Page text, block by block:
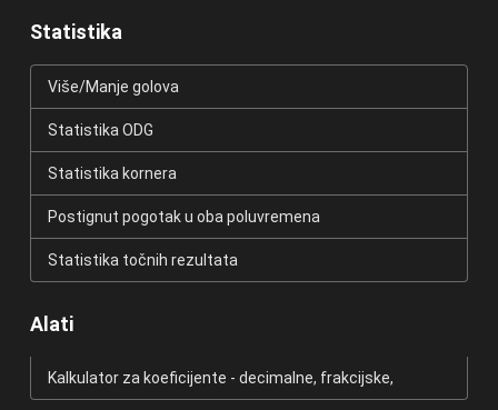
Statistika
Više/Manje golova
Statistika ODG
Statistika kornera
Postignut pogotak u oba poluvremena
Statistika točnih rezultata
Alati
Kalkulator za koeficijente - decimalne, frakcijske,